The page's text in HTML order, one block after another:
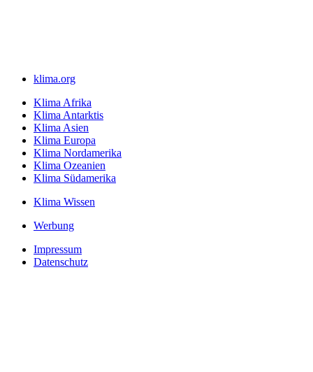
klima.org
Klima Afrika
Klima Antarktis
Klima Asien
Klima Europa
Klima Nordamerika
Klima Ozeanien
Klima Südamerika
Klima Wissen
Werbung
Impressum
Datenschutz